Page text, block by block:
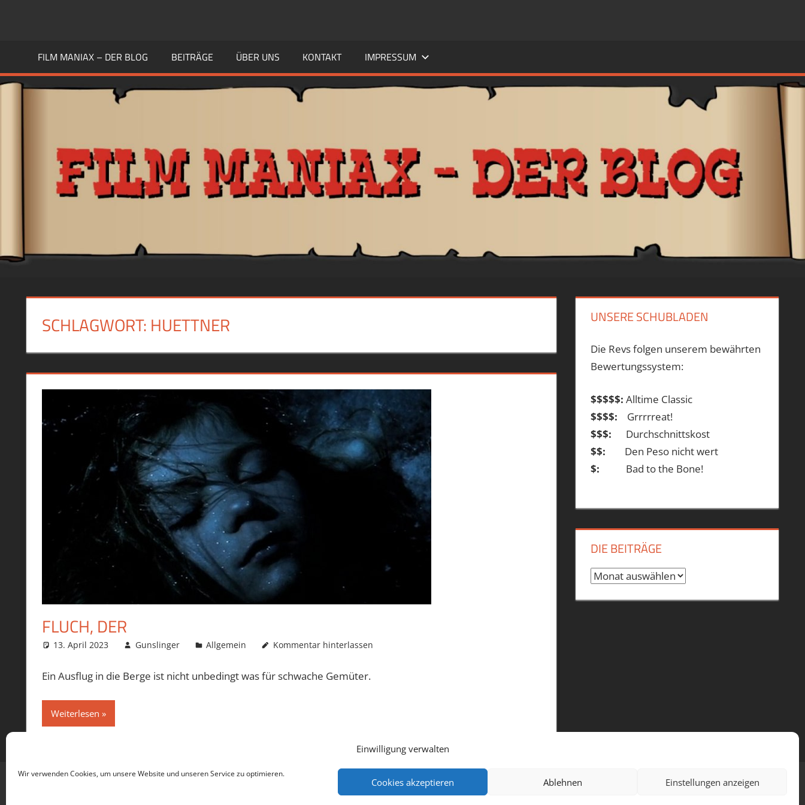
Einwilligung verwalten
Wir verwenden Cookies, um unsere Website und unseren Service zu optimieren.
Cookies akzeptieren Ablehnen Einstellungen anzeigen
MANIAX
BLOG
haben
Andere
FILM MANIAX – DER BLOG BEITRÄGE ÜBER UNS KONTAKT IMPRESSUM
SCHLAGWORT: HUETTNER
FLUCH, DER
13. April 2023 Gunslinger Allgemein Kommentar hinterlassen
Ein Ausflug in die Berge ist nicht unbedingt was für schwache Gemüter.
Weiterlesen
UNSERE SCHUBLADEN
Die Revs folgen unserem bewährten
Bewertungssystem:
$$$$$: Alltime Classic
$$$$: Grrrrreat!
$$$: Durchschnittskost
$$: Den Peso nicht wert
$: Bad to the Bone!
DIE BEITRÄGE
Die